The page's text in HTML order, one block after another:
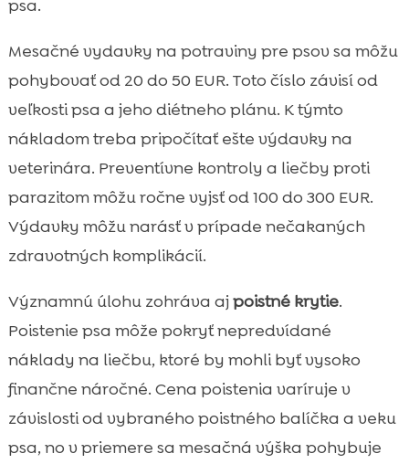
psa.
Mesačné vydavky na potraviny pre psov sa môžu
pohybovať od 20 do 50 EUR. Toto číslo závisí od
veľkosti psa a jeho diétneho plánu. K týmto
nákladom treba pripočítať ešte výdavky na
veterinára. Preventívne kontroly a liečby proti
parazitom môžu ročne vyjsť od 100 do 300 EUR.
Výdavky môžu narásť v prípade nečakaných
zdravotných komplikácií.
Významnú úlohu zohráva ajpoistné krytie.
Poistenie psa môže pokryť nepredvídané
náklady na liečbu, ktoré by mohli byť vysoko
finančne náročné. Cena poistenia varíruje v
závislosti od vybraného poistného balíčka a veku
psa, no v priemere sa mesačná výška pohybuje